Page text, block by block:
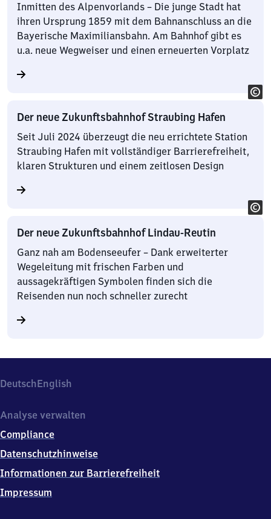
Inmitten des Alpenvorlands – Die junge Stadt hat
ihren Ursprung 1859 mit dem Bahnanschluss an die
Bayerische Maximiliansbahn. Am Bahnhof gibt es
u.a. neue Wegweiser und einen erneuerten Vorplatz
Der neue Zukunftsbahnhof Straubing Hafen
Seit Juli 2024 überzeugt die neu errichtete Station
Straubing Hafen mit vollständiger Barrierefreiheit,
klaren Strukturen und einem zeitlosen Design
Der neue Zukunftsbahnhof Lindau-Reutin
Ganz nah am Bodenseeufer – Dank erweiterter
Wegeleitung mit frischen Farben und
aussagekräftigen Symbolen finden sich die
Reisenden nun noch schneller zurecht
DeutschEnglish
Analyse verwalten
Compliance
Datenschutzhinweise
Informationen zur Barrierefreiheit
Impressum